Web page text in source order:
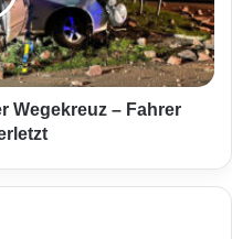
Wegekreuz – Fahrer